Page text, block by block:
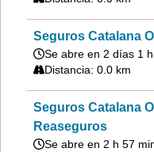
Seguros Catalana
Se abre en 2 días 1
Distancia: 0.0 km
Seguros Catalana
Reaseguros
Se abre en 2 h 57